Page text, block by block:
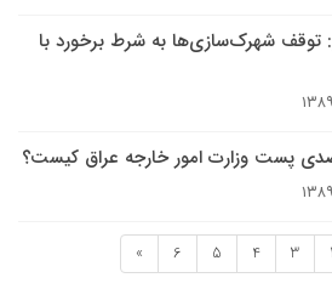
توقف شهرک‌سازى‌ها به شرط برخورد با
پست وزارت امور خارجه عراق کيست؟
3
4
5
6
»